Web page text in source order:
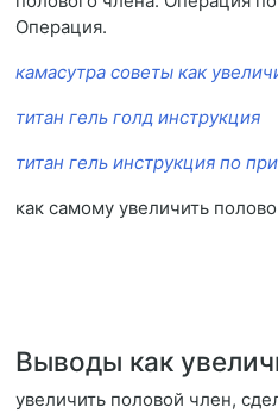
Операция.
камасутра советы как
титан гель голд инструкция
титан гель инструкция по
как самому увеличить
Выводы как
увеличить половой член,